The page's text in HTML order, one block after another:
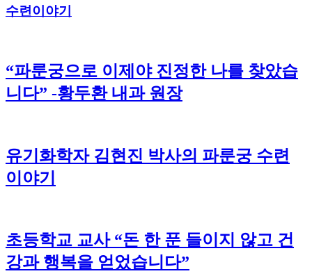
수련이야기
“파룬궁으로 이제야 진정한 나를 찾았습
니다” -황두환 내과 원장
유기화학자 김현진 박사의 파룬궁 수련
이야기
초등학교 교사 “돈 한 푼 들이지 않고 건
강과 행복을 얻었습니다”